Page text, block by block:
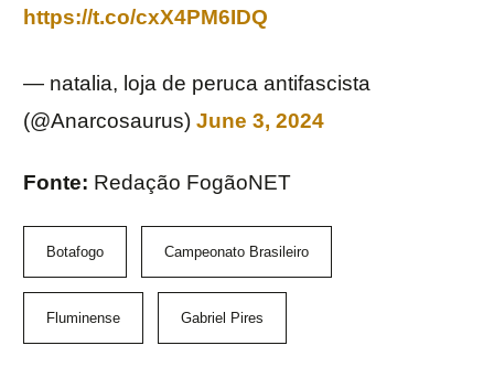
https://t.co/cxX4PM6IDQ
— natalia, loja de peruca antifascista
(@Anarcosaurus) June 3, 2024
Fonte: Redação FogãoNET
Botafogo Campeonato Brasileiro
Fluminense Gabriel Pires